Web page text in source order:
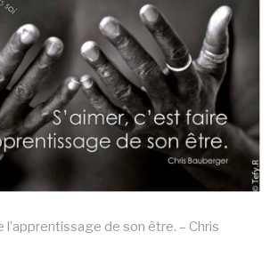
l’apprentissage de son être. – Chris